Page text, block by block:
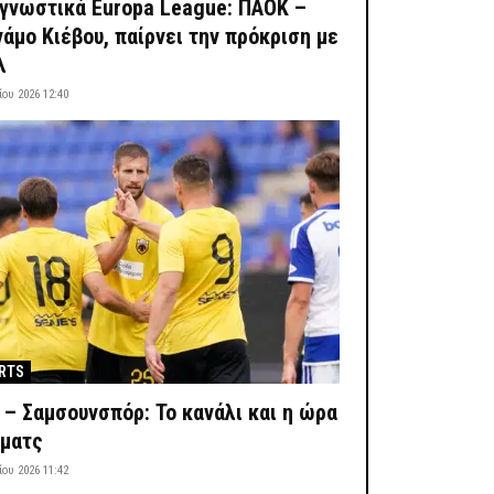
Europa League: ΠΑΟΚ –
Κιέβου, παίρνει την πρόκριση με
2026 12:40
Σαμσουνσπόρ: Το κανάλι και η ώρα
2026 11:42